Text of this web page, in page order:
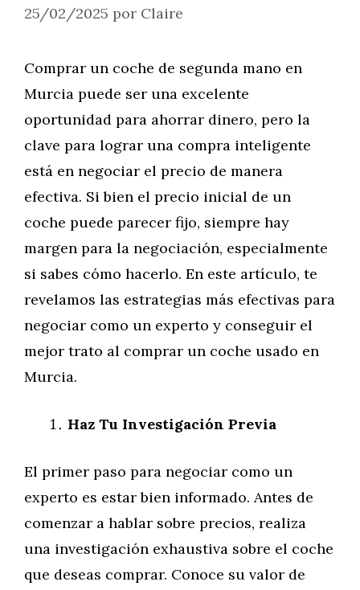
25/02/2025 por Claire
Comprar un coche de segunda mano en
Murcia puede ser una excelente
oportunidad para ahorrar dinero, pero la
clave para lograr una compra inteligente
está en negociar el precio de manera
efectiva. Si bien el precio inicial de un
coche puede parecer fijo, siempre hay
margen para la negociación, especialmente
si sabes cómo hacerlo. En este artículo, te
revelamos las estrategias más efectivas para
negociar como un experto y conseguir el
mejor trato al comprar un coche usado en
Murcia.
Haz Tu Investigación Previa
El primer paso para negociar como un
experto es estar bien informado. Antes de
comenzar a hablar sobre precios, realiza
una investigación exhaustiva sobre el coche
que deseas comprar. Conoce su valor de